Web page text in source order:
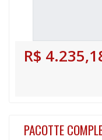
R$
PACOTTE